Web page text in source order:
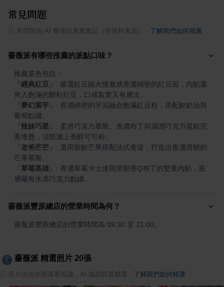
常見問題
本問答由 AI 整理自真實食記（附資料來源） 了解我們如何精選
薔薇派有哪些推薦的派點口味？
經典紅豆
: 嚴選紅豆細火慢熬成香濃綿密的紅豆泥，內餡還
夢幻紫芋
: 香濃綿密的芋泥融合飽滿紅豆粒，搭配鮮奶油與
辣妹巧星
: 柔滑巧克力慕斯、香濃布丁與濕潤巧克力蛋糕完
老爸芒芒
: 選用新鮮芒果搭配法式香堤，打造出香濃滑順的
草莓英雄
: 香濃草莓卡士達與滑順香Q布丁的雙重內餡，底
層藏有水滴巧克力點綴。
薔薇派豐原總店的營業時間為何？
薔薇派豐原總店的營業時間為 09:30 至 21:00。
薔薇派 精選照片 20張
照片由合作部落客拍攝，AI 協助篩選精選 了解我們如何精選